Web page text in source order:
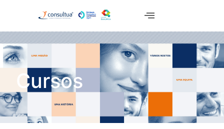
Cursos